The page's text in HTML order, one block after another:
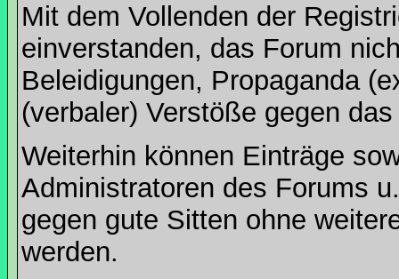
Mit dem Vollenden der
einverstanden, das Forum
Beleidigungen, Propaganda
(verbaler) Verstöße gegen
Weiterhin können Einträge
Administratoren des Forums
gegen gute Sitten ohne
werden.